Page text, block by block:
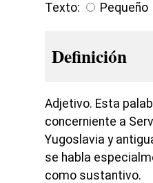
Texto: Pequeño
Definición
Adjetivo. Esta
concerniente a
Yugoslavia y
se habla
como sustantivo.